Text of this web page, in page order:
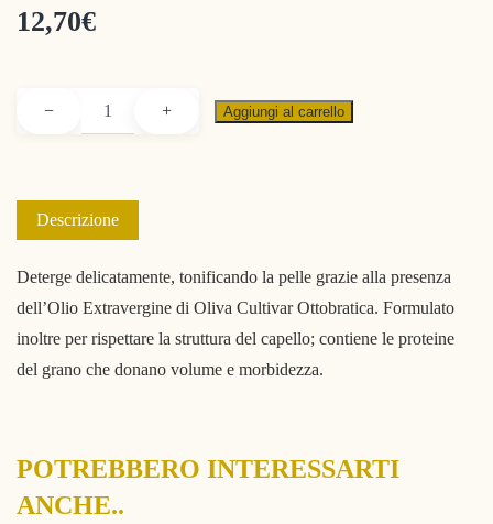
12,70€
−
Shampoo
doccia
+ Aggiungi al carrello
Descrizione
Deterge delicatamente, tonificando la pelle grazie alla presenza
dell’Olio Extravergine di Oliva Cultivar Ottobratica. Formulato
inoltre per rispettare la struttura del capello; contiene le proteine
del grano che donano volume e morbidezza.
POTREBBERO INTERESSARTI
ANCHE..